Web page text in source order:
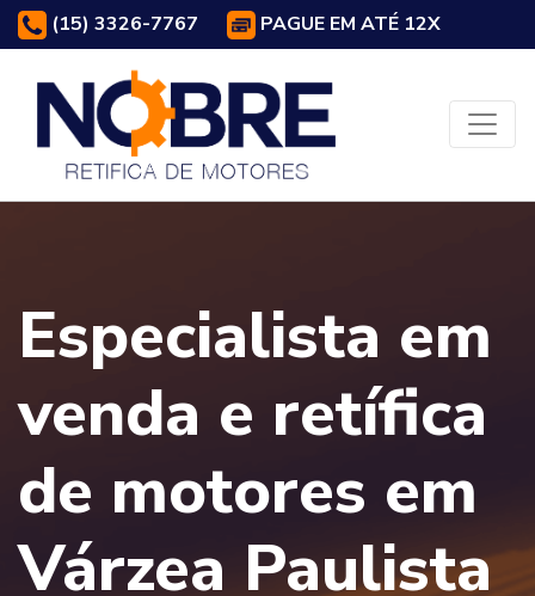
(15) 3326-7767 PAGUE EM ATÉ 12X
Especialista em
venda e retífica
de motores em
Várzea Paulista